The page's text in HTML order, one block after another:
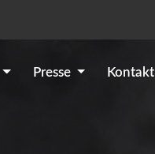
Presse Kontakt